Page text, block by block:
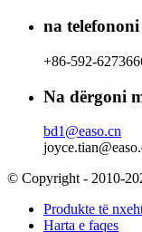
na telefononi
+86-592-
Na dërgoni
bd1@easo.cn
© Copyright - 2010-
Produkte të
Harta e faqes